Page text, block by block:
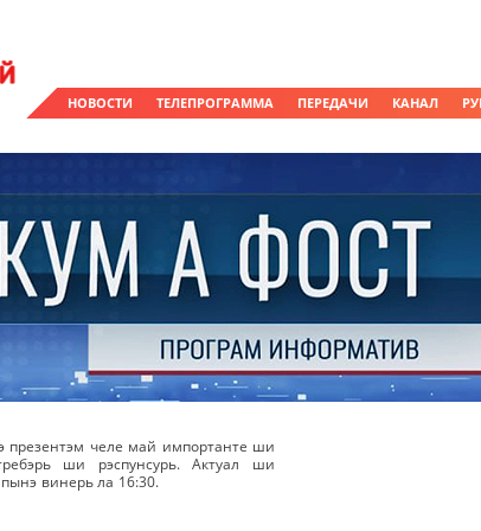
НОВОСТИ ТЕЛЕПРОГРАММА ПЕРЕДАЧИ КАНАЛ
презентэм челе май импортанте ши
ши рэспунсурь. Актуал ши
винерь ла 16:30.